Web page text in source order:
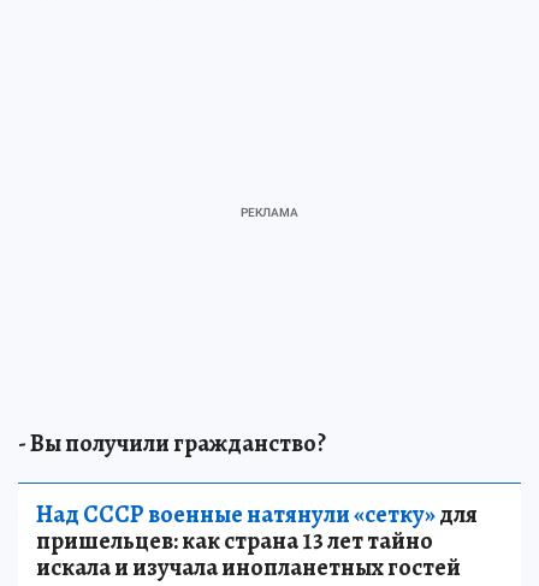
- Вы получили гражданство?
Над СССР военные натянули «сетку»для
пришельцев: как страна 13 лет тайно
искала и изучала инопланетных гостей